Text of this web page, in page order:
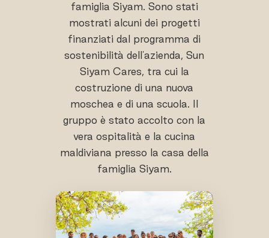
famiglia Siyam. Sono stati
mostrati alcuni dei progetti
finanziati dal programma di
sostenibilità dell'azienda, Sun
Siyam Cares, tra cui la
costruzione di una nuova
moschea e di una scuola. Il
gruppo è stato accolto con la
vera ospitalità e la cucina
maldiviana presso la casa della
famiglia Siyam.